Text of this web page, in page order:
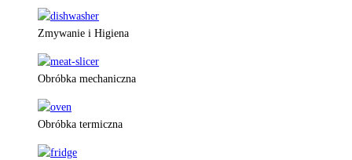
Zmywanie i Higiena
Obróbka mechaniczna
Obróbka termiczna